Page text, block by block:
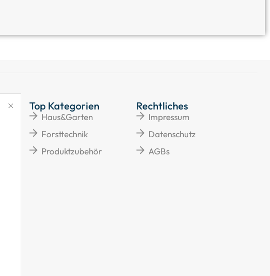
Top Kategorien
Haus&Garten
Forsttechnik
Produktzubehör
Rechtliches
Impressum
Datenschutz
AGBs